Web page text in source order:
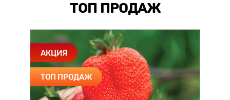
ТОП ПРОДАЖ
АКЦИЯ
ТОП ПРОДАЖ